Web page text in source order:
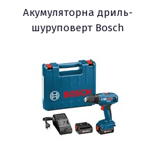
Акумуляторна дриль-
шуруповерт Bosch